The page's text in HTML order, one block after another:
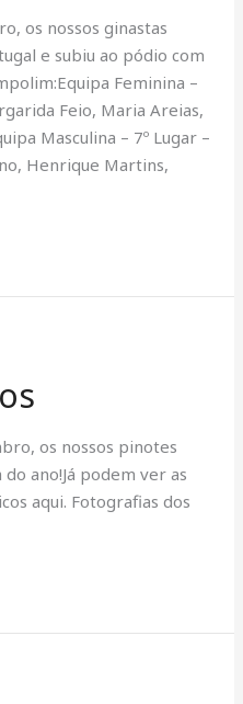
os nossos ginastas
e subiu ao pódio com
Feminina –
Feio, Maria Areias,
Masculina – 7º Lugar –
Henrique Martins,
os nossos pinotes
ano!Já podem ver as
aqui. Fotografias dos